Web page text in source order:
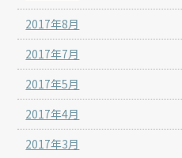
2017年8月
2017年7月
2017年5月
2017年4月
2017年3月